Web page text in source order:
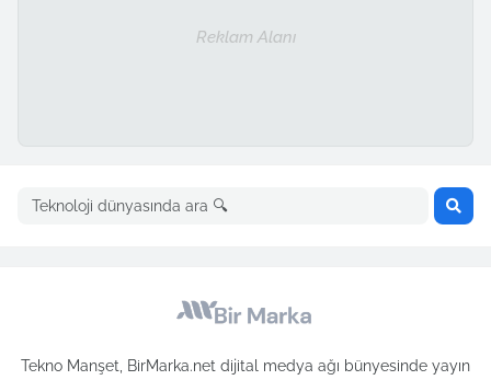
Reklam Alanı
Tekno Manşet, BirMarka.net dijital medya ağı bünyesinde yayın